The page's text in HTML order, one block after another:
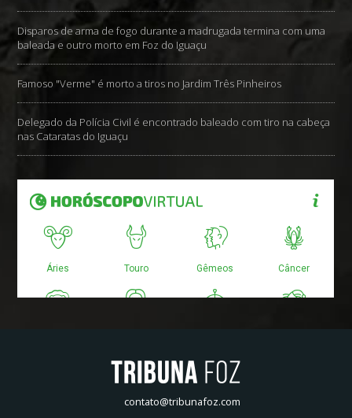
Disparos de arma de fogo durante a madrugada termina com uma
baleada e outro morto em Foz do Iguaçu
Famoso "Verme" é morto a tiros no Jardim Três Pinheiros
Delegado da Polícia Civil é encontrado baleado com tiro na cabeça
nas Cataratas do Iguaçu
contato@tribunafoz.com